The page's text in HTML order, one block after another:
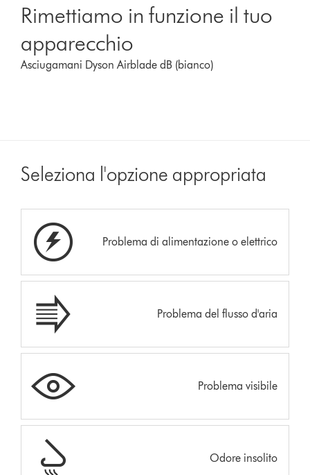
Rimettiamo in funzione il tuo
apparecchio
Asciugamani Dyson Airblade dB (bianco)
Seleziona l'opzione appropriata
Problema di alimentazione o elettrico
Problema del flusso d'aria
Problema visibile
Odore insolito